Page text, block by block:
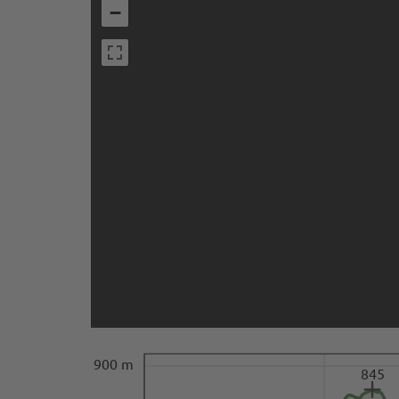
−
900 m
845